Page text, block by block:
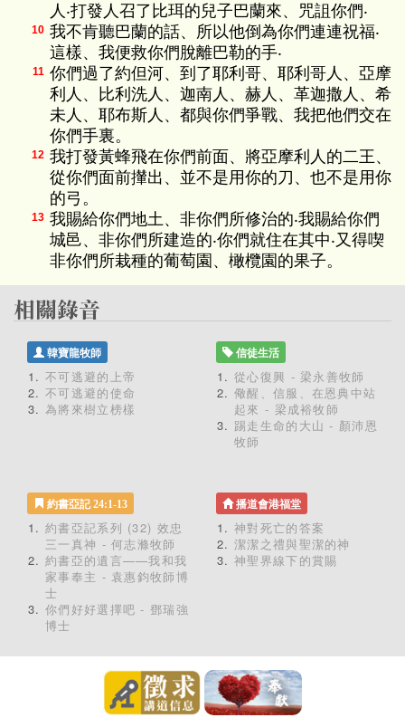
人‧打發人召了比珥的兒子巴蘭來、咒詛你們‧
10 我不肯聽巴蘭的話、所以他倒為你們連連祝福‧
這樣、我便救你們脫離巴勒的手‧
11 你們過了約但河、到了耶利哥、耶利哥人、亞摩
利人、比利洗人、迦南人、赫人、革迦撒人、希
未人、耶布斯人、都與你們爭戰、我把他們交在
你們手裏。
12 我打發黃蜂飛在你們前面、將亞摩利人的二王、
從你們面前攆出、並不是用你的刀、也不是用你
的弓。
13 我賜給你們地土、非你們所修治的‧我賜給你們
城邑、非你們所建造的‧你們就住在其中‧又得喫
非你們所栽種的葡萄園、橄欖園的果子。
韓寶龍牧師
不可逃避的上帝
不可逃避的使命
為將來樹立榜樣
信徒生活
從心復興 - 梁永善牧師
儆醒、信服、在恩典中站
起來 - 梁成裕牧師
踢走生命的大山 - 顏沛恩
牧師
約書亞記 24:1-13
約書亞記系列 (32) 效忠
三一真神 - 何志滌牧師
約書亞的遺言——我和我
家事奉主 - 袁惠鈞牧師博
士
你們好好選擇吧 - 鄧瑞強
博士
播道會港福堂
神對死亡的答案
潔潔之禮與聖潔的神
神聖界線下的賞賜